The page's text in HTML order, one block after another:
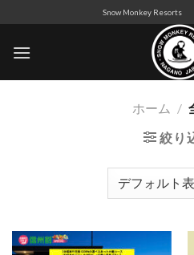
to
content
Snow Monkey Resorts
ホーム /
絞り